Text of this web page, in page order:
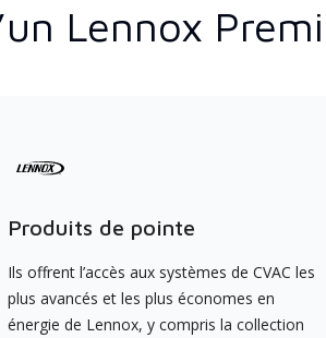
Lennox
Produits de pointe
Ils offrent l’accès aux systèmes de CVAC les
plus avancés et les plus économes en
énergie de Lennox, y compris la collection